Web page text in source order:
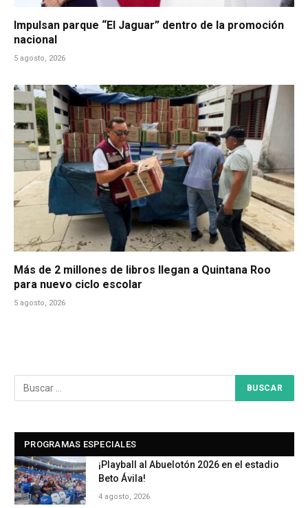
Impulsan parque “El Jaguar” dentro de la promoción
nacional
5 agosto, 2026
Más de 2 millones de libros llegan a Quintana Roo
para nuevo ciclo escolar
5 agosto, 2026
PROGRAMAS ESPECIALES
¡Playball al Abuelotón 2026 en el estadio
Beto Ávila!
4 agosto, 2026